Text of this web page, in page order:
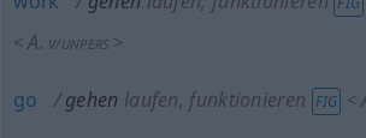
< A. V/UNPERS >
go gehen laufen, funktionieren FIG <